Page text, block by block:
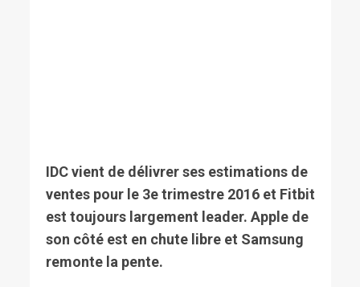
IDC vient de délivrer ses estimations de
ventes pour le 3e trimestre 2016 et Fitbit
est toujours largement leader. Apple de
son côté est en chute libre et Samsung
remonte la pente.